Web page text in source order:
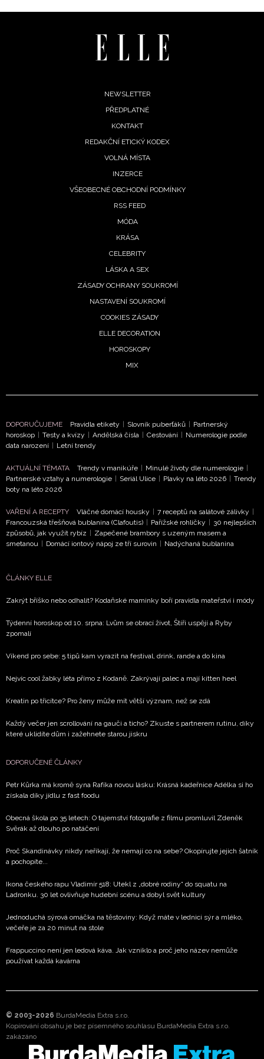
ochrany soukromí- BurdaMedia Extra s.r.o. bude s
vyhodnocení akce a zasílání novinek.
Chcete navíc dostávat i další zajímavé a exkluzivní
soukromí BurdaMedia Extra s.r.o.
NEWSLETTER
PŘEDPLATNÉ
KONTAKT
REDAKČNÍ ETICKÝ KODEX
VOLNÁ MÍSTA
INZERCE
VŠEOBECNÉ OBCHODNÍ PODMÍNKY
RSS FEED
MÓDA
KRÁSA
CELEBRITY
LÁSKA A SEX
ZÁSADY OCHRANY SOUKROMÍ
NASTAVENÍ SOUKROMÍ
COOKIES ZÁSADY
ELLE DECORATION
HOROSKOPY
MIX
DOPORUČUJEME Pravidla etikety Slovník puberťáků
Partnerský
horoskop
Testy a kvízy Andělská čísla Cestování
Numerologie podle
data narození
Letní trendy
AKTUÁLNÍ TÉMATA Trendy v manikúře Minulé životy dle numerologie
Partnerské vztahy a numerologie
Seriál Ulice Plavky na léto 2026
Trendy
boty na léto 2026
VAŘENÍ A RECEPTY Vláčné domácí housky 7 receptů na salátové zálivky
Francouzská třešňová bublanina (Clafoutis)
Pařížské rohlíčky
30 nejlepších
způsobů, jak využít rybíz
Zapečené brambory s uzeným masem a
smetanou
Domácí iontový nápoj ze tří surovin Nadýchaná bublanina
ČLÁNKY ELLE
Zakrýt bříško nebo odhalit? Kodaňské maminky boří pravidla mateřství i módy
Týdenní horoskop od 10. srpna: Lvům se obrací život, Štíři uspějí a Ryby
zpomalí
Víkend pro sebe: 5 tipů kam vyrazit na festival, drink, rande a do kina
Nejvíc cool žabky léta přímo z Kodaně. Zakrývají palec a mají kitten heel
Kreatin po třicítce? Pro ženy může mít větší význam, než se zdá
Každý večer jen scrollování na gauči a ticho? Zkuste s partnerem rutinu, díky
které uklidíte dům i zažehnete starou jiskru
DOPORUČENÉ ČLÁNKY
Petr Kůrka má kromě syna Rafíka novou lásku: Krásná kadeřnice Adélka si ho
získala díky jídlu z fast foodu
Obecná škola po 35 letech: O tajemství fotografie z filmu promluvil Zdeněk
Svěrák až dlouho po natáčení
Proč Skandinávky nikdy neříkají, že nemají co na sebe? Okopírujte jejich šatník
a pochopíte...
Ikona českého rapu Vladimír 518: Utekl z „dobré rodiny“ do squatu na
Ladronku. 30 let ovlivňuje hudební scénu a dobyl svět kultury
Jednoduchá sýrová omáčka na těstoviny: Když máte v lednici sýr a mléko,
večeře je za 20 minut na stole
Frappuccino není jen ledová káva. Jak vzniklo a proč jeho název nemůže
používat každá kavárna
© 2003-2026 BurdaMedia Extra s.r.o.
Kopírování obsahu je bez písemného souhlasu BurdaMedia Extra s.r.o.
zakázáno